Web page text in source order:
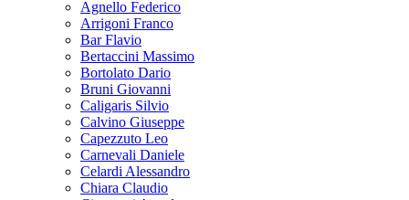
Agnello Federico
Arrigoni Franco
Bar Flavio
Bertaccini Massimo
Bortolato Dario
Bruni Giovanni
Caligaris Silvio
Calvino Giuseppe
Capezzuto Leo
Carnevali Daniele
Celardi Alessandro
Chiara Claudio